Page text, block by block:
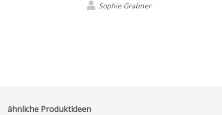
Sophie Grabner
ähnliche Produktideen